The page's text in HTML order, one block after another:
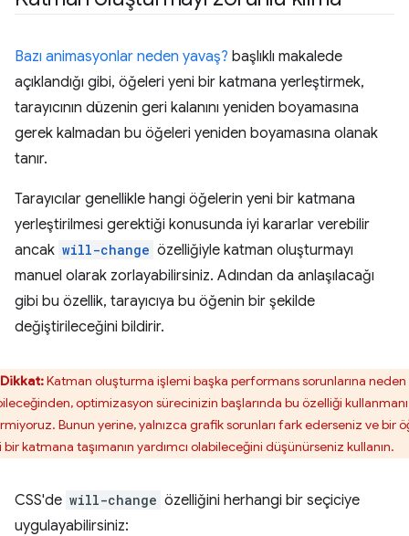
Bazı animasyonlar neden yavaş? başlıklı makalede
açıklandığı gibi, öğeleri yeni bir katmana yerleştirmek,
tarayıcının düzenin geri kalanını yeniden boyamasına
gerek kalmadan bu öğeleri yeniden boyamasına olanak
tanır.
Tarayıcılar genellikle hangi öğelerin yeni bir katmana
yerleştirilmesi gerektiği konusunda iyi kararlar verebilir
ancak will-change özelliğiyle katman oluşturmayı
manuel olarak zorlayabilirsiniz. Adından da anlaşılacağı
gibi bu özellik, tarayıcıya bu öğenin bir şekilde
değiştirileceğini bildirir.
Dikkat:Katman oluşturma işlemi başka performans sorunlarına neden
optimizasyon sürecinizin başlarında bu özelliği
Bunun yerine, yalnızca grafik sorunları fark ederseniz ve bir
bir katmana taşımanın yardımcı olabileceğini düşünürseniz kullanın.
CSS'de will-change özelliğini herhangi bir seçiciye
uygulayabilirsiniz: